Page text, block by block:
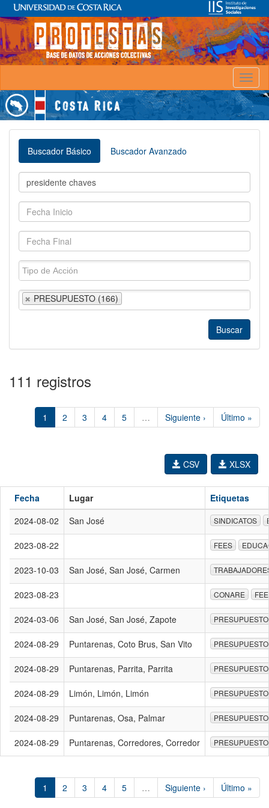
Buscador Básico Buscador Avanzado
PRESUPUESTO (166)
111 registros
1 2 3 4 5 … Siguiente › Último »
XLSX
CSV
Fecha Lugar
Etiquetas
2024-08-02
San José SINDICATOS
2023-08-22 FEES
2023-10-03 San José, San José, Carmen
2023-08-23 CONARE
2024-03-06 San José, San José, Zapote PRESUPUESTO
2024-08-29 Puntarenas, Coto Brus, San Vito PRESUPUESTO
2024-08-29 Puntarenas, Parrita, Parrita PRESUPUESTO
2024-08-29 Limón, Limón, Limón PRESUPUESTO
2024-08-29 Puntarenas, Osa, Palmar PRESUPUESTO
2024-08-29 Puntarenas, Corredores, Corredor PRESUPUESTO
1 2 3 4 5 … Siguiente › Último »